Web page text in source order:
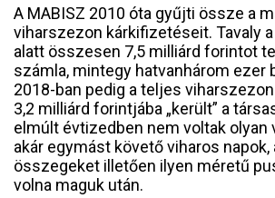
A MABISZ 2010 óta gyűjti össze a
viharszezon kárkifizetéseit. Tavaly
alatt összesen 7,5 milliárd forintot
számla, mintegy hatvanhárom ezer
2018-ban pedig a teljes
3,2 milliárd forintjába „került” a
elmúlt évtizedben nem voltak olyan
akár egymást követő viharos napok,
összegeket illetően ilyen méretű
volna maguk után.